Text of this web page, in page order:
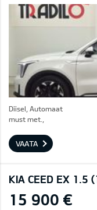
Diisel, Automaat
must met.,
VAATA
KIA CEED EX 1.5
15 900 €